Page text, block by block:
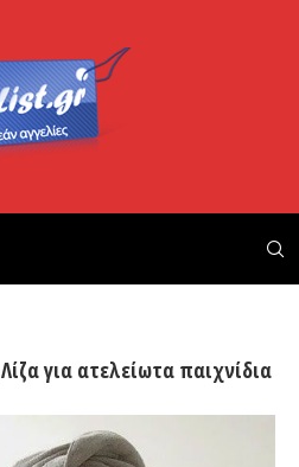
για ατελείωτα παιχνίδια